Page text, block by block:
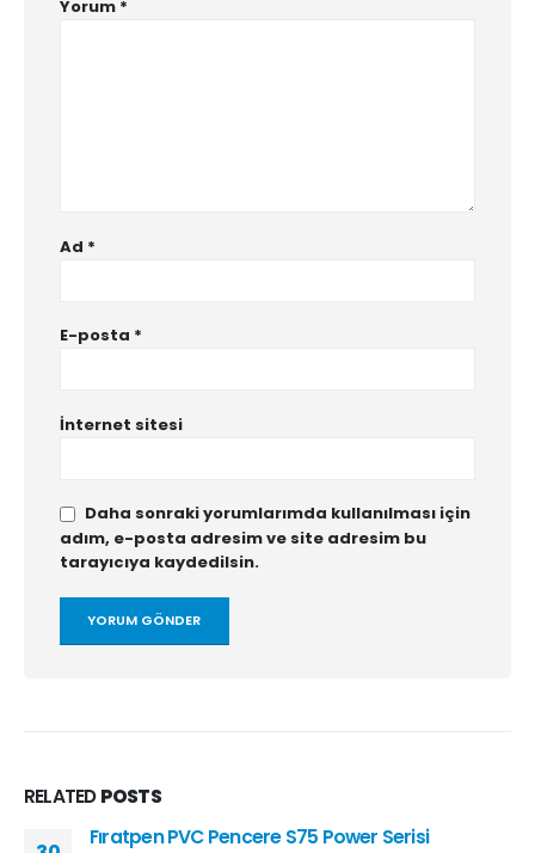
Yorum *
Ad *
E-posta *
İnternet sitesi
Daha sonraki yorumlarımda kullanılması için
adım, e-posta adresim ve site adresim bu
tarayıcıya kaydedilsin.
RELATEDPOSTS
PVC Pencere S75 Power Serisi